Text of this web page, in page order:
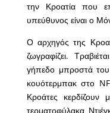
την Κροατία που
υπεύθυνος είναι ο
Ο αρχηγός της
ζωγραφίζει.
γήπεδο μπροστά του
κουότερμπακ στο
Κροάτες
τερματοφύλακα